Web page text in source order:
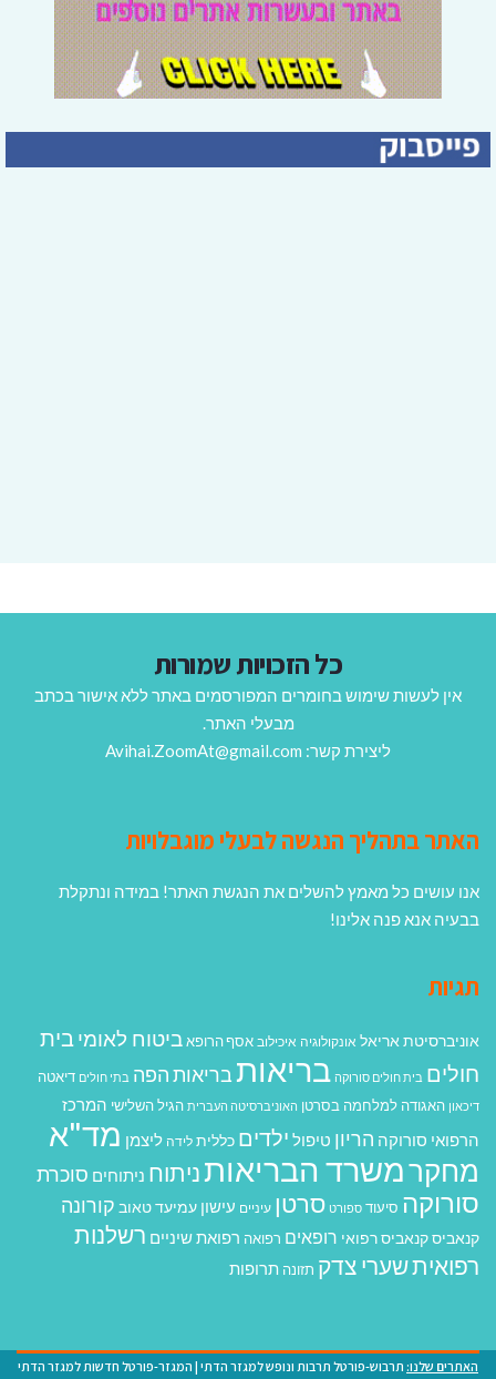
כל הזכויות שמורות
אין לעשות שימוש בחומרים המפורסמים באתר ללא אישור בכתב
מבעלי האתר.
ליצירת קשר: Avihai.ZoomAt@gmail.com
האתר בתהליך הנגשה לבעלי מוגבלויות
אנו עושים כל מאמץ להשלים את הנגשת האתר! במידה ונתקלת
בבעיה אנא פנה אלינו!
תגיות
אוניברסיטת אריאל אונקולוגיה איכילוב אסף הרופא ביטוח לאומיבית
חולים בית חולים סורוקה בריאותבריאות הפה בתי חולים דיאטה
דיכאון האגודה למלחמה בסרטן האוניברסיטה העברית הגיל השלישי המרכז
הרפואי סורוקה הריון טיפול ילדים כללית לידה ליצמן מד"א
מחקרמשרד הבריאותניתוח ניתוחים סוכרת
סורוקה סיעוד ספורט סרטן עיניים עישון עמיעד טאוב קורונה
קנאביסקנאביס רפואי רופאים רפואה רפואת שיניים רשלנות
רפואיתשערי צדק תזונה תרופות
האתרים שלנו: תרבוש-פורטל תרבות ונופש למגזר הדתי | המגזר-פורטל חדשות למגזר הדתי